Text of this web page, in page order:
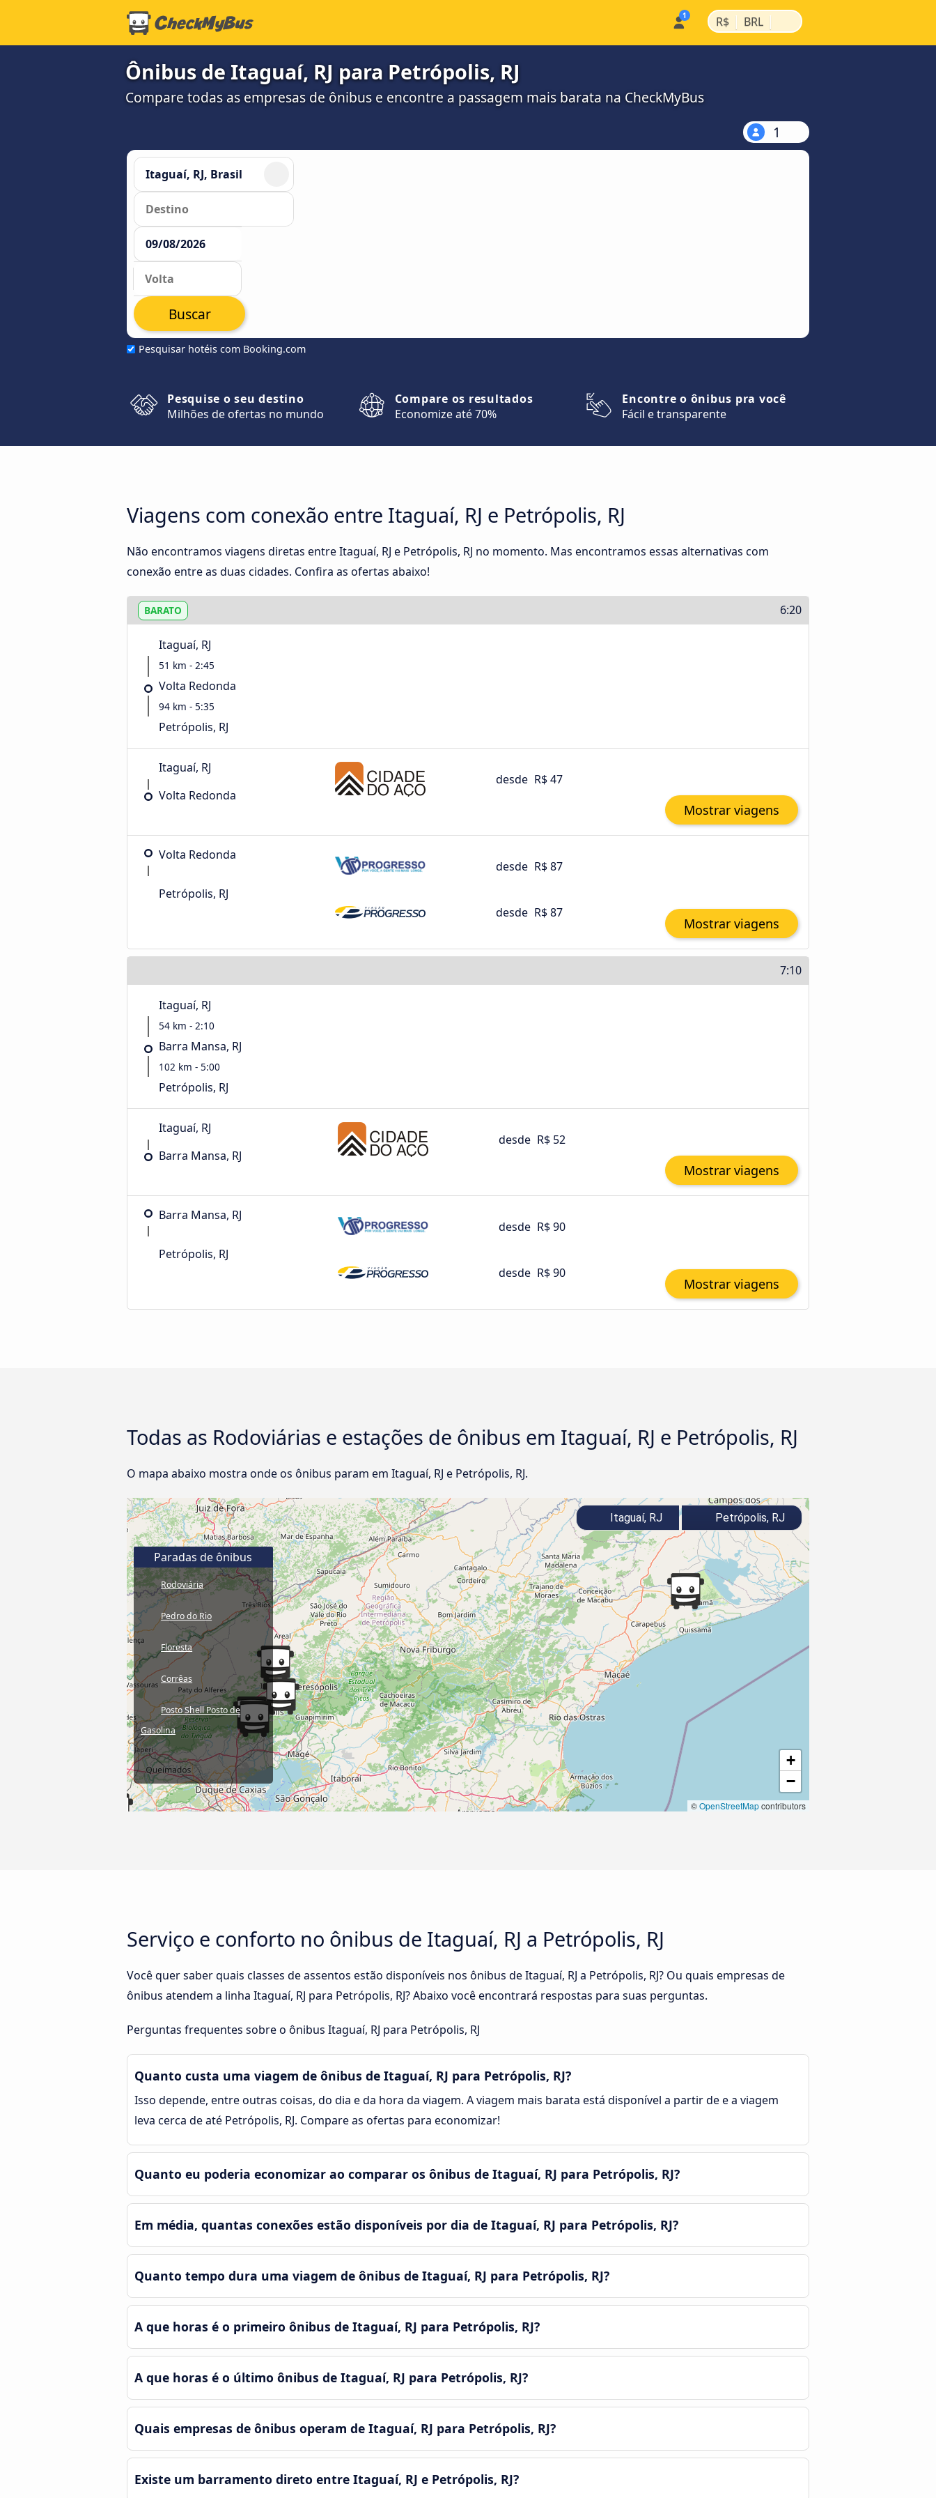
R$ | BRL |
Ônibus de Itaguaí, RJ para Petrópolis, RJ
Compare todas as empresas de ônibus e encontre a passagem mais barata na CheckMyBus
1
Pesquisar hotéis com Booking.com
Buscar
Pesquise o seu destino
Milhões de ofertas no mundo
Compare os resultados
Economize até 70%
Encontre o ônibus pra você
Fácil e transparente
Viagens com conexão entre Itaguaí, RJ e Petrópolis, RJ
Não encontramos viagens diretas entre Itaguaí, RJ e Petrópolis, RJ no momento. Mas encontramos essas alternativas com
conexão entre as duas cidades. Confira as ofertas abaixo!
BARATO 6:20
Itaguaí, RJ
51 km - 2:45
Volta Redonda
94 km - 5:35
Petrópolis, RJ
Itaguaí, RJ
Volta Redonda
desde R$ 47
Mostrar viagens
Volta Redonda
Petrópolis, RJ
desde R$ 87
desde R$ 87
Mostrar viagens
7:10
Itaguaí, RJ
54 km - 2:10
Barra Mansa, RJ
102 km - 5:00
Petrópolis, RJ
Itaguaí, RJ
Barra Mansa, RJ
desde R$ 52
Mostrar viagens
Barra Mansa, RJ
Petrópolis, RJ
desde R$ 90
desde R$ 90
Mostrar viagens
Todas as Rodoviárias e estações de ônibus em Itaguaí, RJ e Petrópolis, RJ
O mapa abaixo mostra onde os ônibus param em Itaguaí, RJ e Petrópolis, RJ.
+
−
©OpenStreetMapcontributors
Paradas de ônibus
Rodoviária
Pedro do Rio
Floresta
Corrêas
Posto Shell Posto de
Gasolina
Itaguaí, RJ Petrópolis, RJ
Serviço e conforto no ônibus de Itaguaí, RJ a Petrópolis, RJ
Você quer saber quais classes de assentos estão disponíveis nos ônibus de Itaguaí, RJ a Petrópolis, RJ? Ou quais empresas de
ônibus atendem a linha Itaguaí, RJ para Petrópolis, RJ? Abaixo você encontrará respostas para suas perguntas.
Perguntas frequentes sobre o ônibus Itaguaí, RJ para Petrópolis, RJ
Quanto custa uma viagem de ônibus de Itaguaí, RJ para Petrópolis, RJ?
Isso depende, entre outras coisas, do dia e da hora da viagem. A viagem mais barata está disponível a partir de e a viagem
leva cerca de até Petrópolis, RJ. Compare as ofertas para economizar!
Quanto eu poderia economizar ao comparar os ônibus de Itaguaí, RJ para Petrópolis, RJ?
Em média, quantas conexões estão disponíveis por dia de Itaguaí, RJ para Petrópolis, RJ?
Quanto tempo dura uma viagem de ônibus de Itaguaí, RJ para Petrópolis, RJ?
A que horas é o primeiro ônibus de Itaguaí, RJ para Petrópolis, RJ?
A que horas é o último ônibus de Itaguaí, RJ para Petrópolis, RJ?
Quais empresas de ônibus operam de Itaguaí, RJ para Petrópolis, RJ?
Existe um barramento direto entre Itaguaí, RJ e Petrópolis, RJ?